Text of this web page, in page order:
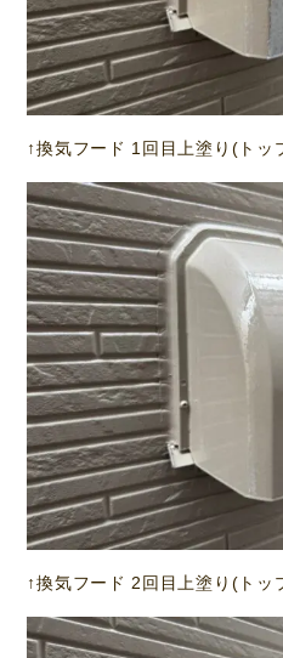
↑換気フード 1回目上塗り(トッ
↑換気フード 2回目上塗り(トッ